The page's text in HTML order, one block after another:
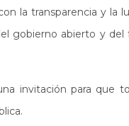
la transparencia y la
gobierno abierto y
invitación para que